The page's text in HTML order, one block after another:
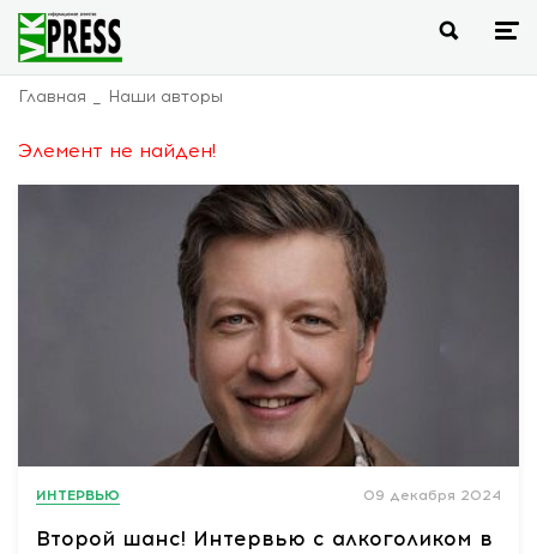
Главная Наши авторы
Элемент не найден!
ИНТЕРВЬЮ 09 декабря 2024
Второй шанс! Интервью с алкоголиком в